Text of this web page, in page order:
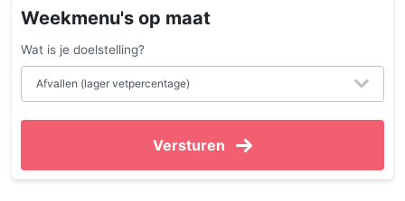
Weekmenu's op maat
Wat is je doelstelling?
Versturen